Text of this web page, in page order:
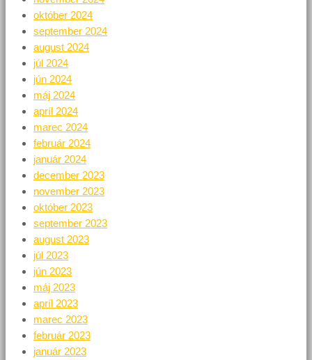
október 2024
september 2024
august 2024
júl 2024
jún 2024
máj 2024
apríl 2024
marec 2024
február 2024
január 2024
december 2023
november 2023
október 2023
september 2023
august 2023
júl 2023
jún 2023
máj 2023
apríl 2023
marec 2023
február 2023
január 2023